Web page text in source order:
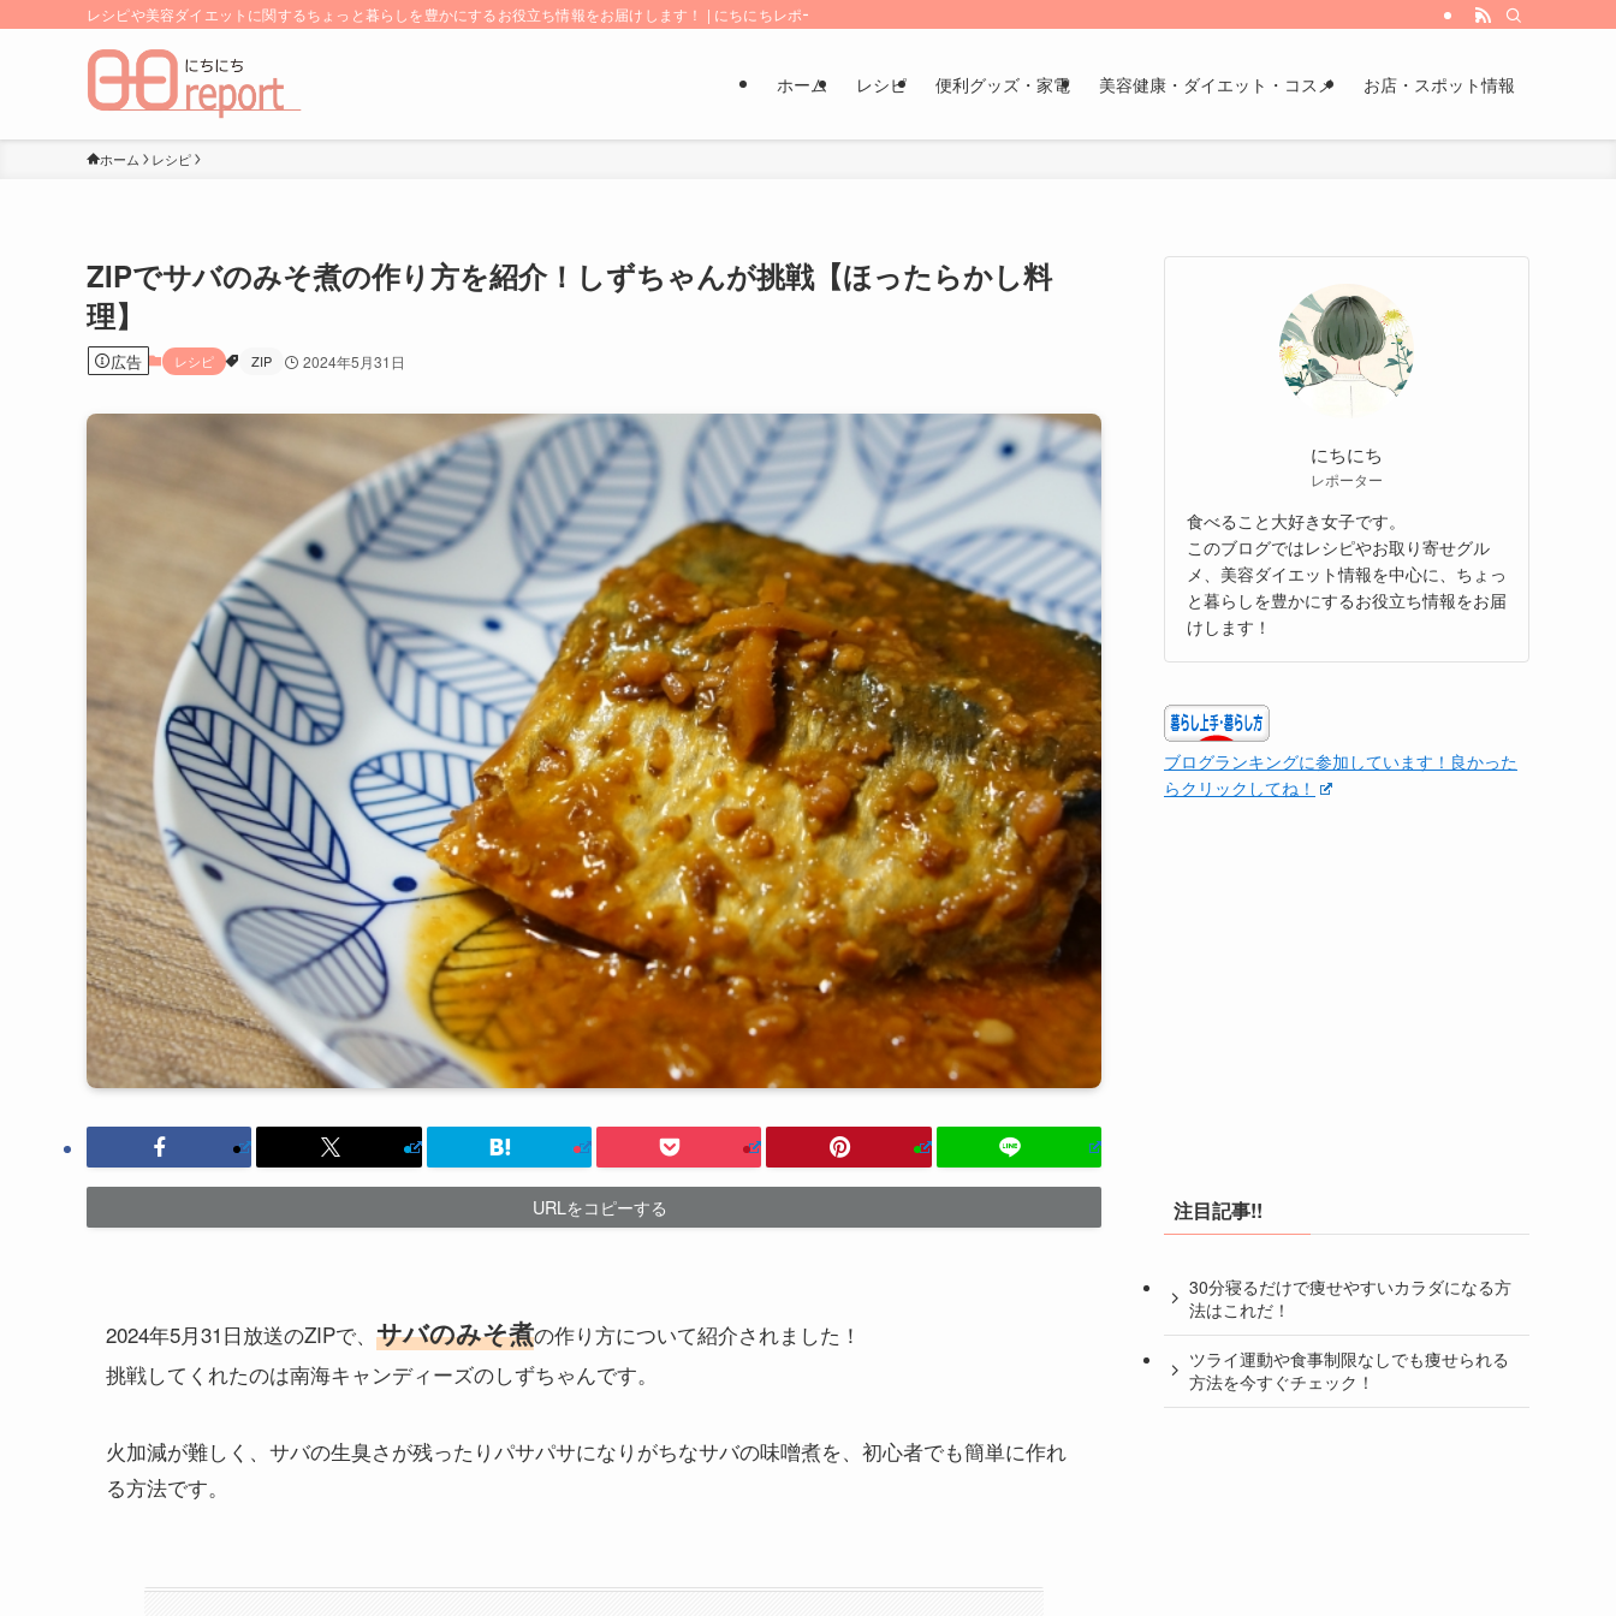
レシピや美容ダイエットに関するちょっと暮らしを豊かにするお役立ち情報をお届けします！ | にちにちレポート
ホーム レシピ 便利グッズ・家電 美容健康・ダイエット・コスメ お店・スポット情報
ホーム レシピ
ZIPでサバのみそ煮の作り方を紹介！しずちゃんが挑戦【ほったらかし料
理】
広告 レシピ ZIP 2024年5月31日
URLをコピーする
2024年5月31日放送のZIPで、 サバのみそ煮の作り方について紹介されました！
挑戦してくれたのは南海キャンディーズのしずちゃんです。
火加減が難しく、サバの生臭さが残ったりパサパサになりがちなサバの味噌煮を、初心者でも簡単に作れ
る方法です。
にちにち
レポーター
食べること大好き女子です。
このブログではレシピやお取り寄せグル
メ、美容ダイエット情報を中心に、ちょっ
と暮らしを豊かにするお役立ち情報をお届
けします！
ブログランキングに参加しています！良かった
らクリックしてね！
注目記事!!
30分寝るだけで痩せやすいカラダになる方
法はこれだ！
ツライ運動や食事制限なしでも痩せられる
方法を今すぐチェック！